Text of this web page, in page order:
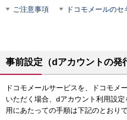
ご注意事項
ドコモメールの
事前設定（dアカウントの発
ドコモメールサービスを、ドコモメ
いただく場合、dアカウント利用設
用にあたっての手順は下記のとおりで